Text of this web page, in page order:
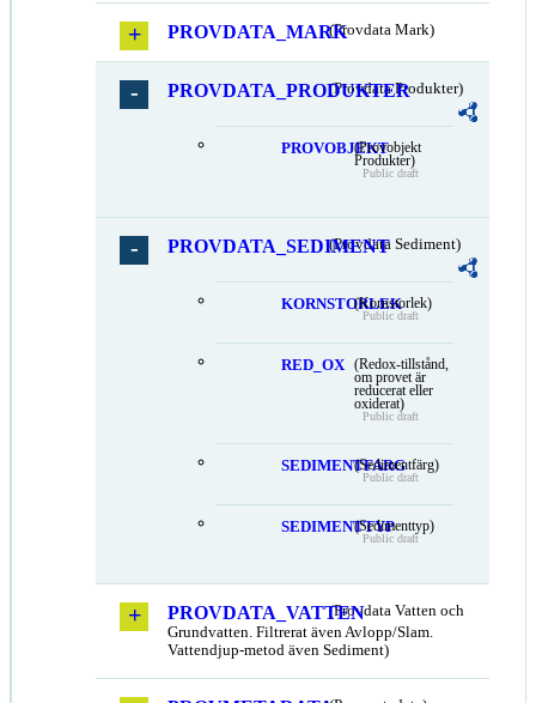
PROVDATA_MARK(Provdata Mark)
PROVDATA_PRODUKTER
(Provdata Produkter)
PROVOBJEKT(Provobjekt
Produkter)
Public draft
PROVDATA_SEDIMENT(Provdata Sediment)
KORNSTORLEK
(Kornstorlek)
Public draft
RED_OX
(Redox-tillstånd,
om provet är
reducerat eller
oxiderat)
Public draft
SEDIMENTFARG
(Sedimentfärg)
Public draft
SEDIMENTTYP(Sedimenttyp)
Public draft
PROVDATA_VATTEN(Provdata Vatten och
Grundvatten. Filtrerat även Avlopp/Slam.
Vattendjup-metod även Sediment)